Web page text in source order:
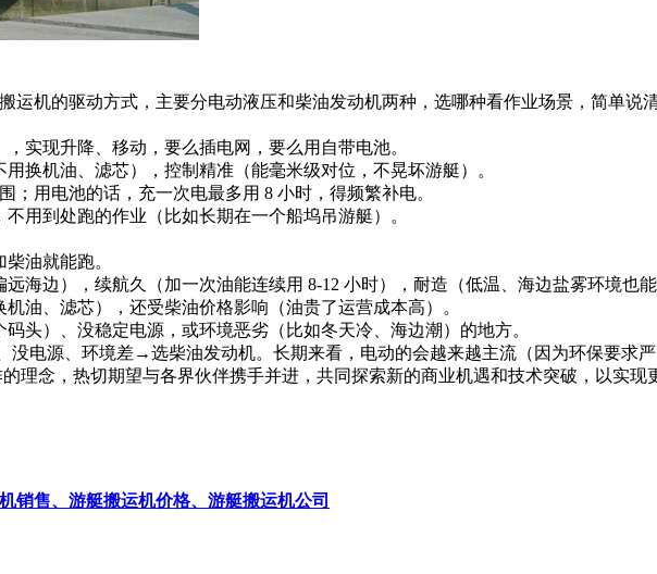
搬运机的驱动方式，主要分电动液压和柴油发动机两种，选哪种看作业场景，简单说
实现升降、移动，要么插电网，要么用自带电池。
换机油、滤芯），控制精准（能毫米级对位，不晃坏游艇）。
用电池的话，充一次电最多用 8 小时，得频繁补电。
用到处跑的作业（比如长期在一个船坞吊游艇）。
油就能跑。
海边），续航久（加一次油能连续用 8-12 小时），耐造（低温、海边盐雾环境也能
油、滤芯），还受柴油价格影响（油贵了运营成本高）。
头）、没稳定电源，或环境恶劣（比如冬天冷、海边潮）的地方。
电源、环境差→选柴油发动机。长期来看，电动的会越来越主流（因为环保要求严
的理念，热切期望与各界伙伴携手并进，共同探索新的商业机遇和技术突破，以实现
销售、游艇搬运机价格、游艇搬运机公司